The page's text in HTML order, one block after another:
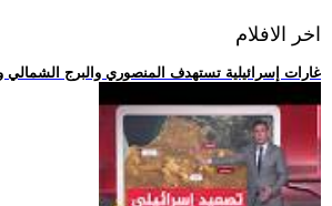
اخر الافلام
.. غارات إسرائيلية تستهدف المنصوري والبرج